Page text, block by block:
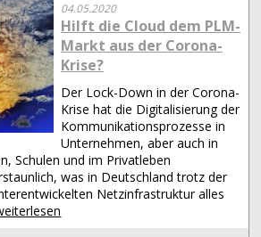
04.05.2020
Hilft die Cloud dem PLM-
Markt aus der Corona-
Krise?
Der Lock-Down in der Corona-
Krise hat die Digitalisierung der
Kommunikationsprozesse in
Unternehmen, aber auch in
Schulen und im Privatleben
was in Deutschland trotz der
Netzinfrastruktur alles